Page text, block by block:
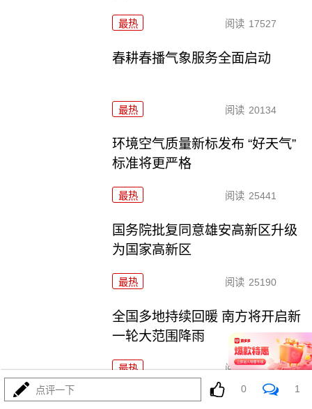
最热 阅读 17527
春耕春播气象服务全面启动
最热 阅读 20134
环境空气质量新标发布 “好天气”
标准将更严格
最热 阅读 25441
国务院批复同意雄安高新区升级
为国家高新区
最热 阅读 25190
全国多地持续回暖 南方将开启新
一轮大范围降雨
最热 阅读 21572
中央企业“AI+”具身智能产业共同
点评一下 0 1